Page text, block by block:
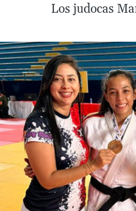
Los judocas